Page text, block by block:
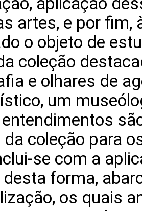
artes, e por fim,
o objeto de
coleção
e olhares de
um
da coleção para
se com a
desta forma,
os quais